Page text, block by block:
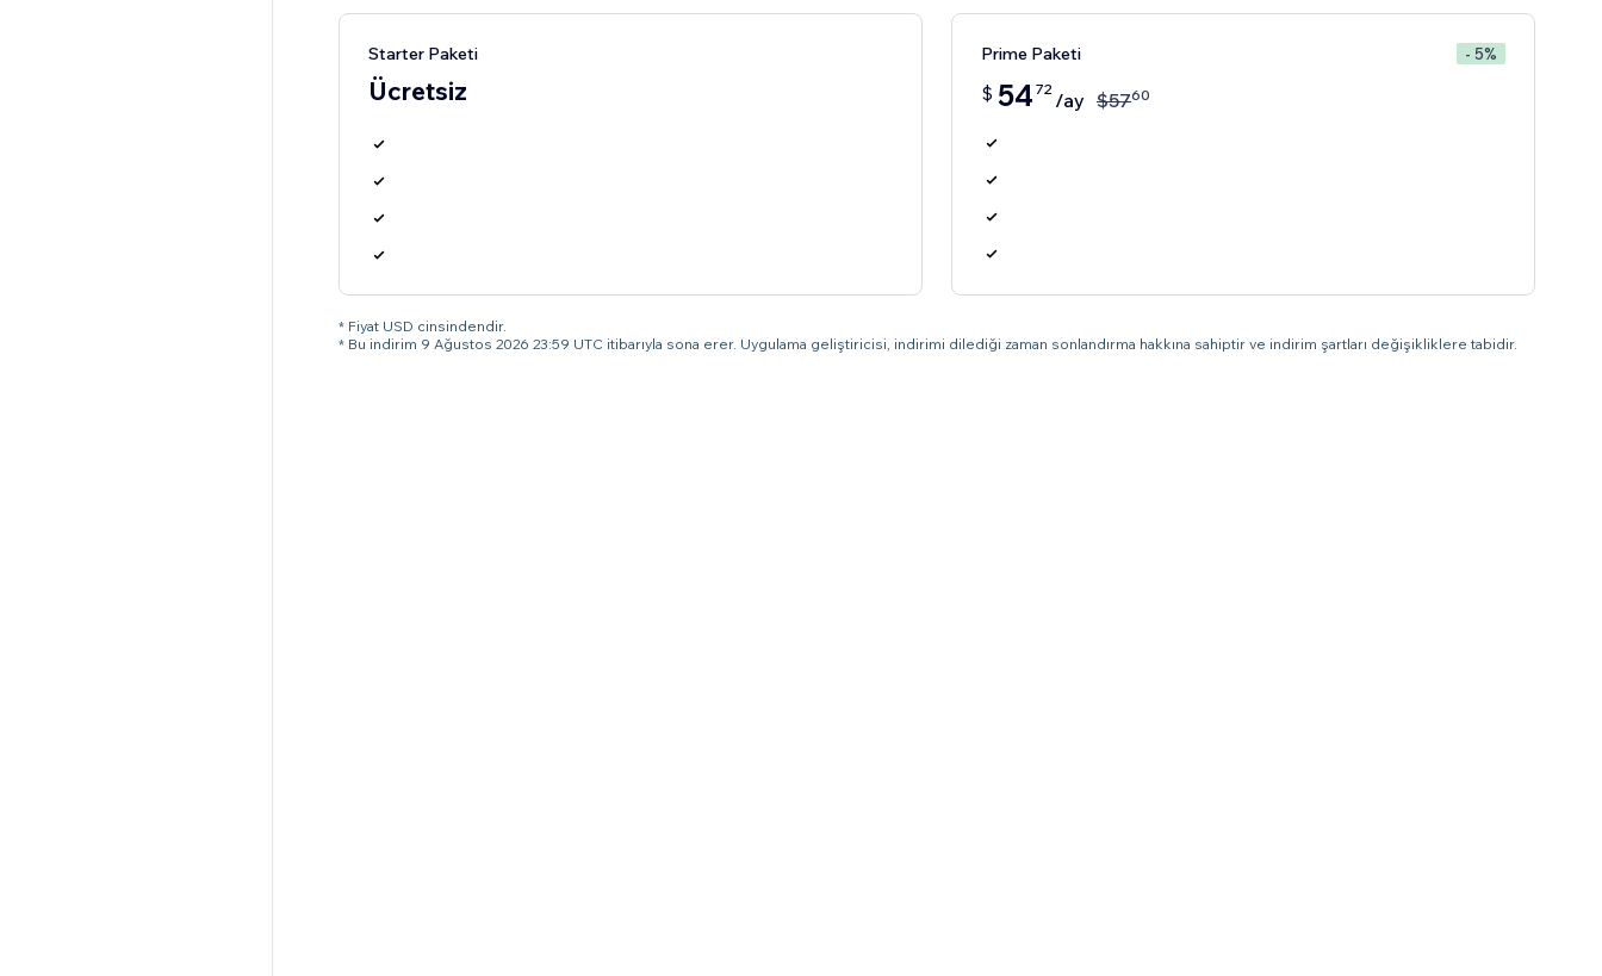
Starter Paketi
Ücretsiz
Prime Paketi - 5%
$ 54 72 /ay $5760
* Fiyat USD cinsindendir.
* Bu indirim 9 Ağustos 2026 23:59 UTC itibarıyla sona erer. Uygulama geliştiricisi, indirimi dilediği zaman sonlandırma hakkına sahiptir ve indirim şartları değişikliklere tabidir.